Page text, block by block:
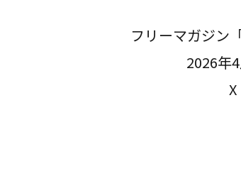
フリーマガジン
2026年